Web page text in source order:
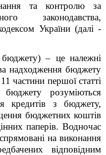
та контролю за
законодавства,
України (далі -
– це належні
надходження бюджету
частини першої статті
розуміються
кредитів з бюджету,
бюджетних коштів
паперів. Водночас
на виконання
відповідним